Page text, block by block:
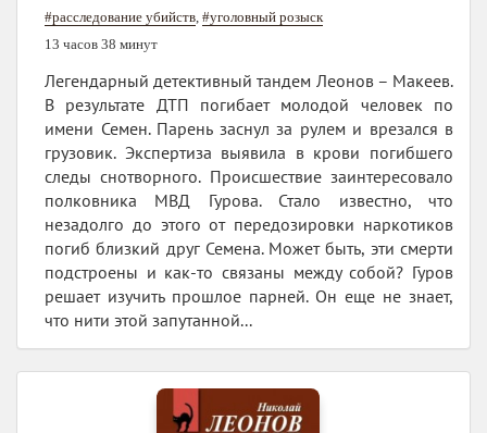
#расследование убийств, #уголовный розыск
13 часов 38 минут
Легендарный детективный тандем Леонов – Макеев.
В результате ДТП погибает молодой человек по
имени Семен. Парень заснул за рулем и врезался в
грузовик. Экспертиза выявила в крови погибшего
следы снотворного. Происшествие заинтересовало
полковника МВД Гурова. Стало известно, что
незадолго до этого от передозировки наркотиков
погиб близкий друг Семена. Может быть, эти смерти
подстроены и как-то связаны между собой? Гуров
решает изучить прошлое парней. Он еще не знает,
что нити этой запутанной...